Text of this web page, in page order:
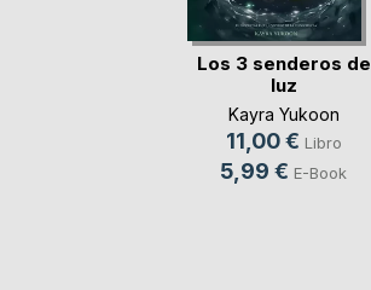
Los 3 senderos de
luz
Kayra Yukoon
11,00 € Libro
5,99 € E-Book